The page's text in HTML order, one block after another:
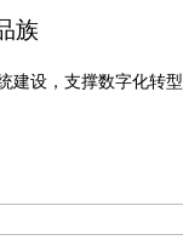
族
建设，支撑数字化转型